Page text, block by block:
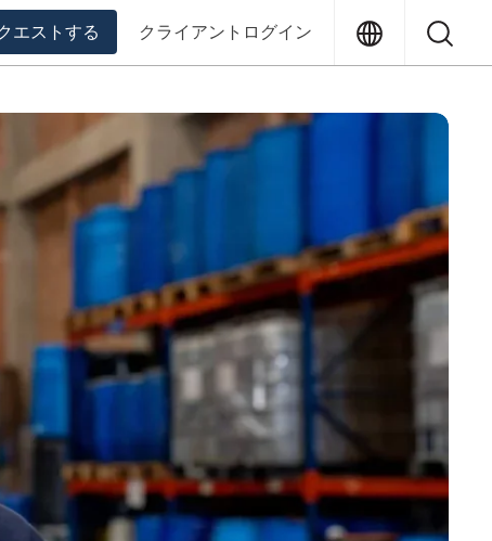
Translation
クライアントログイン
エストする